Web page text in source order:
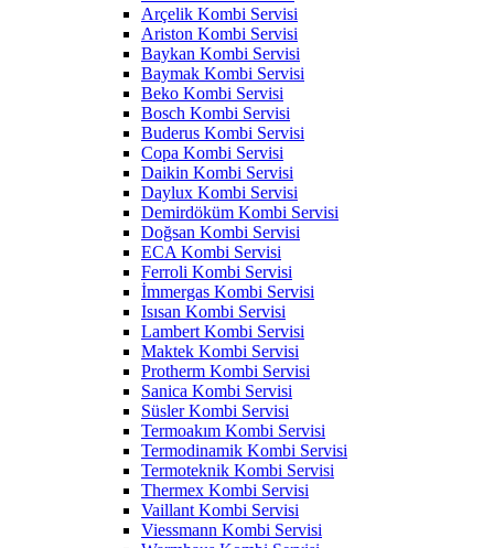
Arçelik Kombi Servisi
Ariston Kombi Servisi
Baykan Kombi Servisi
Baymak Kombi Servisi
Beko Kombi Servisi
Bosch Kombi Servisi
Buderus Kombi Servisi
Copa Kombi Servisi
Daikin Kombi Servisi
Daylux Kombi Servisi
Demirdöküm Kombi Servisi
Doğsan Kombi Servisi
ECA Kombi Servisi
Ferroli Kombi Servisi
İmmergas Kombi Servisi
Isısan Kombi Servisi
Lambert Kombi Servisi
Maktek Kombi Servisi
Protherm Kombi Servisi
Sanica Kombi Servisi
Süsler Kombi Servisi
Termoakım Kombi Servisi
Termodinamik Kombi Servisi
Termoteknik Kombi Servisi
Thermex Kombi Servisi
Vaillant Kombi Servisi
Viessmann Kombi Servisi